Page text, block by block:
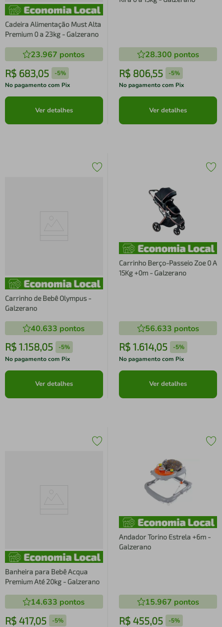
Cadeira Alimentação Must Alta
Premium 0 a 23kg - Galzerano
23.967 pontos
R$ 683,05 -5%
No pagamento com Pix
Ver detalhes
28.300 pontos
R$ 806,55 -5%
No pagamento com Pix
Ver detalhes
Carrinho de Bebê Olympus -
Galzerano
40.633 pontos
R$ 1.158,05 -5%
No pagamento com Pix
Ver detalhes
Carrinho Berço-Passeio Zoe 0 A
15Kg +0m - Galzerano
56.633 pontos
R$ 1.614,05 -5%
No pagamento com Pix
Ver detalhes
Banheira para Bebê Acqua
Premium Até 20kg - Galzerano
14.633 pontos
R$ 417,05 -5%
Andador Torino Estrela +6m -
Galzerano
15.967 pontos
R$ 455,05 -5%